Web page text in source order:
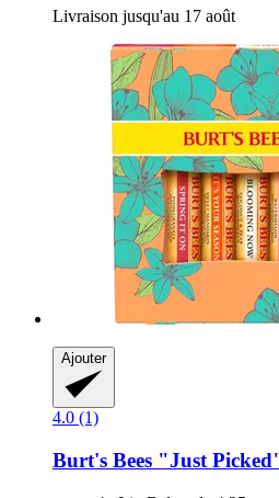
Livraison jusqu'au 17 août
Ajouter
4.0 (1)
Burt's Bees "Just